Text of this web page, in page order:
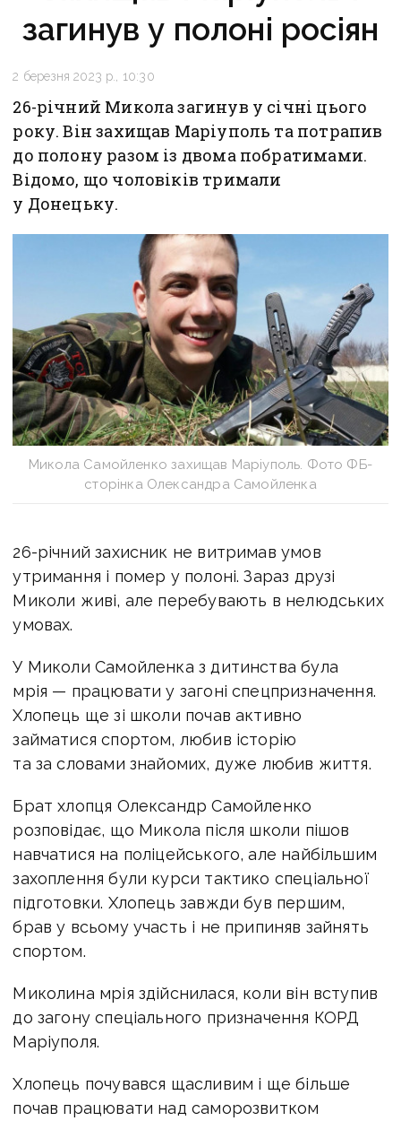
загинув у полоні росіян
2 березня 2023 р., 10:30
26-річний Микола загинув у січні цього
року. Він захищав Маріуполь та потрапив
до полону разом із двома побратимами.
Відомо, що чоловіків тримали
у Донецьку.
Микола Самойленко захищав Маріуполь. Фото ФБ-
сторінка Олександра Самойленка
26-річний захисник не витримав умов
утримання і помер у полоні. Зараз друзі
Миколи живі, але перебувають в нелюдських
умовах.
У Миколи Самойленка з дитинства була
мрія — працювати у загоні спецпризначення.
Хлопець ще зі школи почав активно
займатися спортом, любив історію
та за словами знайомих, дуже любив життя.
Брат хлопця Олександр Самойленко
розповідає, що Микола після школи пішов
навчатися на поліцейського, але найбільшим
захоплення були курси тактико спеціальної
підготовки. Хлопець завжди був першим,
брав у всьому участь і не припиняв зайнять
спортом.
Миколина мрія здійснилася, коли він вступив
до загону спеціального призначення КОРД
Маріуполя.
Хлопець почувався щасливим і ще більше
почав працювати над саморозвитком